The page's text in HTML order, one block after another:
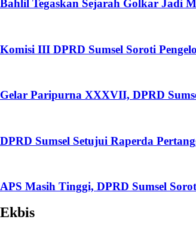
Bahlil Tegaskan Sejarah Golkar Jadi
Komisi III DPRD Sumsel Soroti
Gelar Paripurna XXXVII, DPRD
DPRD Sumsel Setujui Raperda
APS Masih Tinggi, DPRD Sumsel
Ekbis